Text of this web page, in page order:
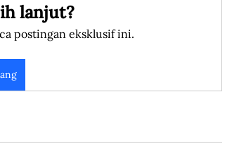
lanjut?
postingan eksklusif ini.